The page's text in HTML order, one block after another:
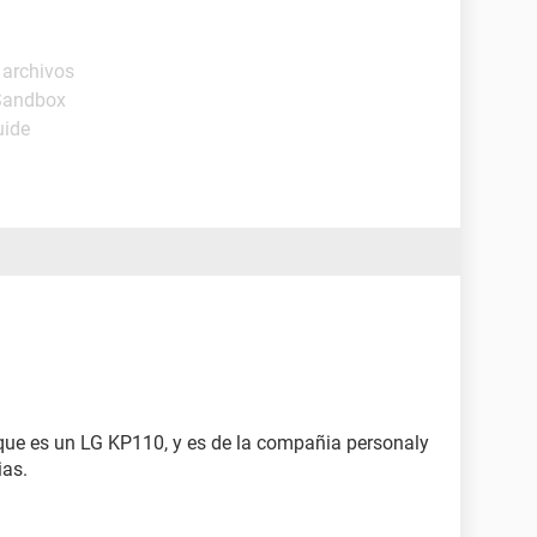
es un LG KP110, y es de la compañia personaly